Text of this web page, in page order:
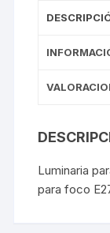
Luminaria
para foco